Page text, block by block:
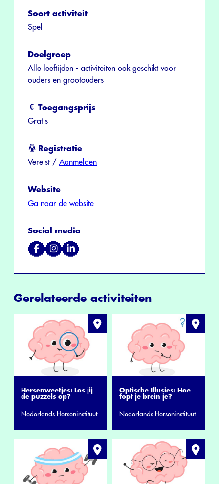
Soort activiteit
Spel
Doelgroep
Alle leeftijden - activiteiten ook geschikt voor
ouders en grootouders
Toegangsprijs
Gratis
Registratie
Vereist / Aanmelden
Website
Ga naar de website
Social media
Gerelateerde activiteiten
Hersenweetjes: Los jij
de puzzels op?
Nederlands Herseninstituut
Optische Illusies: Hoe
fopt je brein je?
Nederlands Herseninstituut